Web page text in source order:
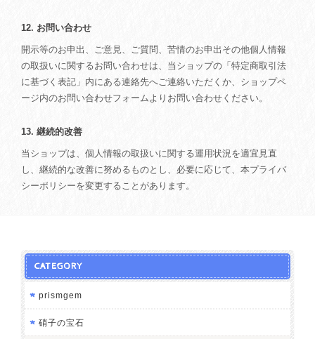
12. お問い合わせ
開示等のお申出、ご意見、ご質問、苦情のお申出その他個人情報
の取扱いに関するお問い合わせは、当ショップの「特定商取引法
に基づく表記」内にある連絡先へご連絡いただくか、ショップペ
ージ内のお問い合わせフォームよりお問い合わせください。
13. 継続的改善
当ショップは、個人情報の取扱いに関する運用状況を適宜見直
し、継続的な改善に努めるものとし、必要に応じて、本プライバ
シーポリシーを変更することがあります。
CATEGORY
prismgem
硝子の宝石